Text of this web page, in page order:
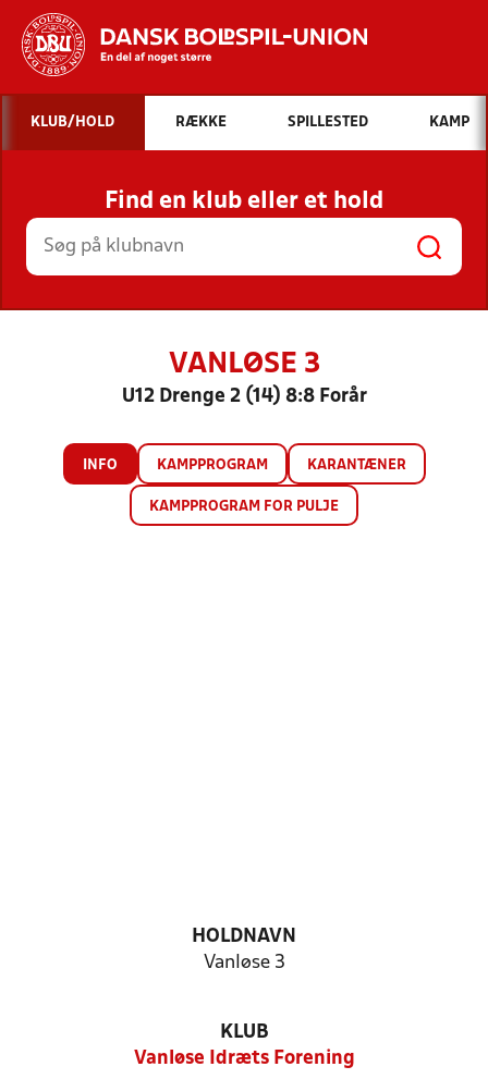
Hvad vil du søge efter?
INDHOLD OG NYHEDER
STILLINGER, RESULTATER, KLUBBER OG
HOLD
KLUB/HOLD RÆKKE SPILLESTED KAMP
Find en klub eller et hold
VANLØSE 3
U12 Drenge 2 (14) 8:8 Forår
INFO KAMPPROGRAM KARANTÆNER
KAMPPROGRAM FOR PULJE
HOLDNAVN
Vanløse 3
KLUB
Vanløse Idræts Forening